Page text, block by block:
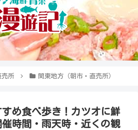
売所 関東地方（朝市・直売所）
め食べ歩き！カツオに鮮
時間・雨天時・近くの観